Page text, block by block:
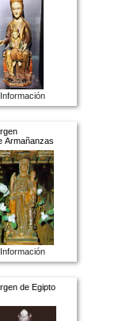
Armañanzas
de Egipto